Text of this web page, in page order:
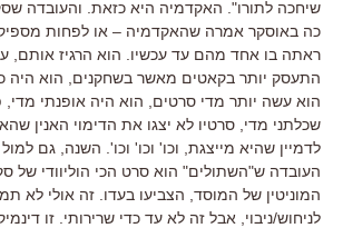
שיחכה לתורו". האקדמיה היא כזאת. והעובדה
כה באוסקר אמרה שהאקדמיה – או לפחות
ראתה בו אחד מהם עד עכשיו. הוא הרגיז אותם,
התעסק יותר בקאטים מאשר בשחקנים, הוא היה
הוא עשה יותר מדי סרטים, הוא היה אופנתי מדי,
שכלתני מדי, סרטיו לא יצגו את הדימוי האנין
לדמיין שהיא מייצגת, וכו' וכו' וכו'. השנה, גם
העובדה ש"השתולים" הוא סרט הכי הוליוודי של
המוניטין של המוסד, הצביעו בעדו. זה אולי לא
לניחוש/ניבוי, אבל זה לא עד כדי שרירותי. זו